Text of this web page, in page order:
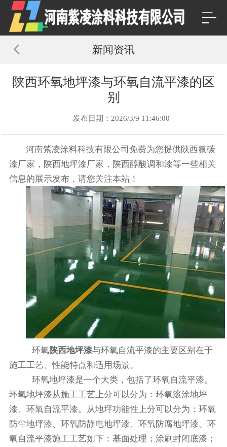
新闻资讯
陕西环氧地坪漆与环氧自流平漆的区
别
发布日期：2026/3/9 11:46:00
河南紫凌涂料科技有限公司免费为您提供陕西氟碳
漆厂家 ，陕西地坪漆厂家，陕西醇酸调和漆等一些相关
信息的展示发布，请您关注本站！
环氧 陕西地坪漆与环氧自流平漆的主要区别在于
施工工艺、性能特点和适用场景。
环氧地坪漆是一个大类，包括了环氧自流平漆。
环氧地坪漆从施工工艺上分可以分为：环氧滚涂地坪
漆、环氧自流平漆。从地坪功能性上分可以分为：环氧
防尘地坪漆、环氧防静电地坪漆、环氧防腐地坪漆。环
氧自流平漆施工工艺如下：基面处理；涂刷封闭底漆；